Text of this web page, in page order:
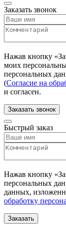
Заказать звонок
Нажав кнопку
моих
персональных
(Согласие на
и согласен.
Заказать звонок
Быстрый заказ
Нажав кнопку «
персональных
данных,
обработку
Заказать